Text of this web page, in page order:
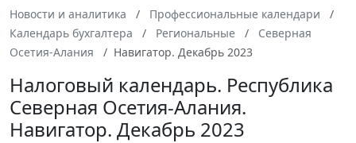
Новости и аналитика
Профессиональные календари
Календарь бухгалтера
Региональные
Северная
Осетия-Алания
Навигатор. Декабрь 2023
Налоговый календарь. Республика
Северная Осетия-Алания.
Навигатор. Декабрь 2023